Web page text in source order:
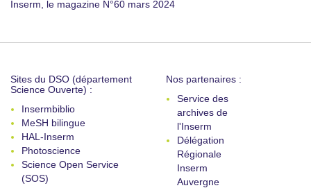
Inserm, le magazine N°60 mars 2024
Sites du DSO (département
Science Ouverte) :
Insermbiblio
MeSH bilingue
HAL-Inserm
Photoscience
Science Open Service
(SOS)
Nos partenaires :
Service des
archives de
l'Inserm
Délégation
Régionale
Inserm
Auvergne